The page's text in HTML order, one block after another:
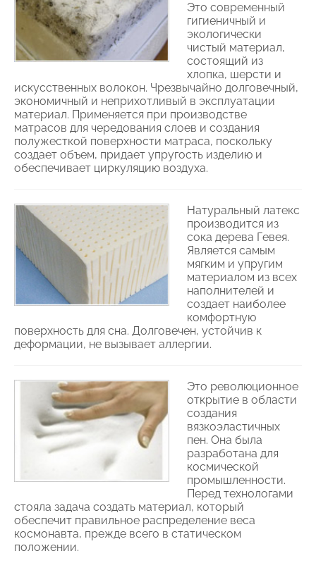
Это современный
гигиеничный и
экологически
чистый материал,
состоящий из
хлопка, шерсти и
искусственных волокон. Чрезвычайно долговечный,
экономичный и неприхотливый в эксплуатации
материал. Применяется при производстве
матрасов для чередования слоев и создания
полужесткой поверхности матраса, поскольку
создает объем, придает упругость изделию и
обеспечивает циркуляцию воздуха.
Натуральный латекс
производится из
сока дерева Гевея.
Является самым
мягким и упругим
материалом из всех
наполнителей и
создает наиболее
комфортную
поверхность для сна. Долговечен, устойчив к
деформации, не вызывает аллергии.
Это революционное
открытие в области
создания
вязкоэластичных
пен. Она была
разработана для
космической
промышленности.
Перед технологами
стояла задача создать материал, который
обеспечит правильное распределение веса
космонавта, прежде всего в статическом
положении.